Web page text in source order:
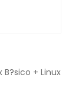
B?sico + Linux